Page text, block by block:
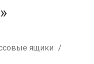
ящики